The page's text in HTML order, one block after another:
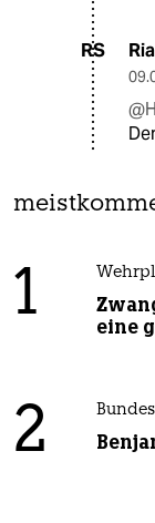
RS
1
eine
2